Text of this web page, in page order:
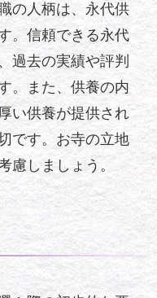
の人柄は、永代供
。信頼できる永代
過去の実績や評判
。また、供養の内
い供養が提供され
です。お寺の立地
慮しましょう。